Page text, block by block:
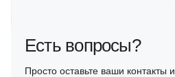
Есть вопросы?
Просто оставьте ваши контакты и